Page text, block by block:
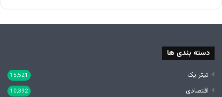
دسته بندی ها
تیتر یک 15,521
اقتصادی 10,392